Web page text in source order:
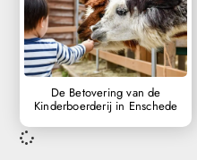
De Betovering van de
Kinderboerderij in Enschede